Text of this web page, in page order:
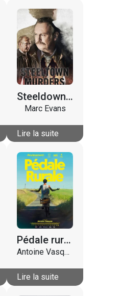
Steeldown Murders
Marc Evans
Lire la suite
Pédale rurale
Antoine Vasquez
Lire la suite